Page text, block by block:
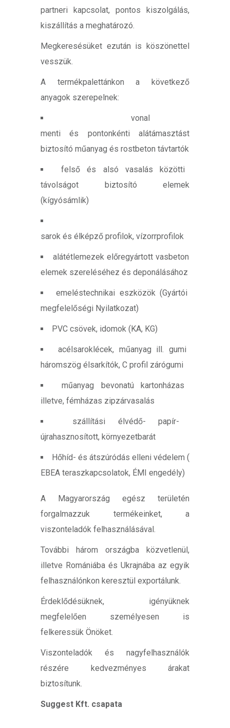
partneri kapcsolat, pontos kiszolgálás,
kiszállítás a meghatározó.
Megkeresésüket ezután is köszönettel
vesszük.
A termékpalettánkon a következő
anyagok szerepelnek:
vonal
menti és pontonkénti alátámasztást
biztosító műanyag és rostbeton távtartók
felső és alsó vasalás közötti
távolságot biztosító elemek
(kígyósámlik)
sarok és élképző profilok, vízorrprofilok
alátétlemezek előregyártott vasbeton
elemek szereléséhez és deponálásához
emeléstechnikai eszközök (Gyártói
megfelelőségi Nyilatkozat)
PVC csövek, idomok (KA, KG)
acélsaroklécek, műanyag ill. gumi
háromszög élsarkítók, C profil zárógumi
műanyag bevonatú kartonházas
illetve, fémházas zipzárvasalás
szállítási élvédő- papír-
újrahasznosított, környezetbarát
Hőhíd- és átszúródás elleni védelem (
EBEA teraszkapcsolatok, ÉMI engedély)
A Magyarország egész területén
forgalmazzuk termékeinket, a
viszonteladók felhasználásával.
További három országba közvetlenül,
illetve Romániába és Ukrajnába az egyik
felhasználónkon keresztül exportálunk.
Érdeklődésüknek, igényüknek
megfelelően személyesen is
felkeressük Önöket.
Viszonteladók és nagyfelhasználók
részére kedvezményes árakat
biztosítunk.
Suggest Kft. csapata